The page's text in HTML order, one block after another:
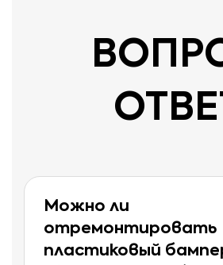
Можно ли
отремонтировать
пластиковый